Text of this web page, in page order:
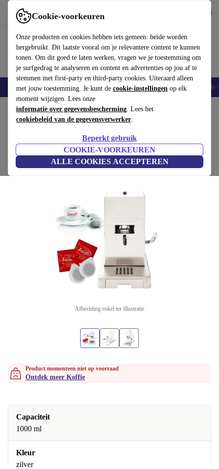
Cookie-voorkeuren
Onze producten en cookies hebben iets gemeen: beide worden
hergebruikt. Dit laatste vooral om je relevantere content te kunnen
tonen. Om dit goed te laten werken, vragen we je toestemming om
je surfgedrag te analyseren en content en advertenties op jou af te
stemmen met first-party en third-party cookies. Uiteraard alleen
met jouw toestemming. Je kunt de cookie-instellingen op elk
moment wijzigen. Lees onze
informatie over gegevensbescherming. Lees het
cookiebeleid van de gegevensverwerker.
Beperkt gebruik
COOKIE-VOORKEUREN
ALLE COOKIES ACCEPTEREN
Gebruik refurbed snel en eenvoudig
Smartphones Laptops Tablets Smartwatches Accessoires
Home Producten Keuken Dranken Koffie
La Piccola Satinata Koffieapparaat
150 Mamma Lucia ESE Pads | zilver
(Beoordelingen worden verzameld)
Afbeelding enkel ter illustratie
Product momenteen niet op voorraad
Ontdek meer Koffie
Capaciteit
1000 ml
Kleur
zilver